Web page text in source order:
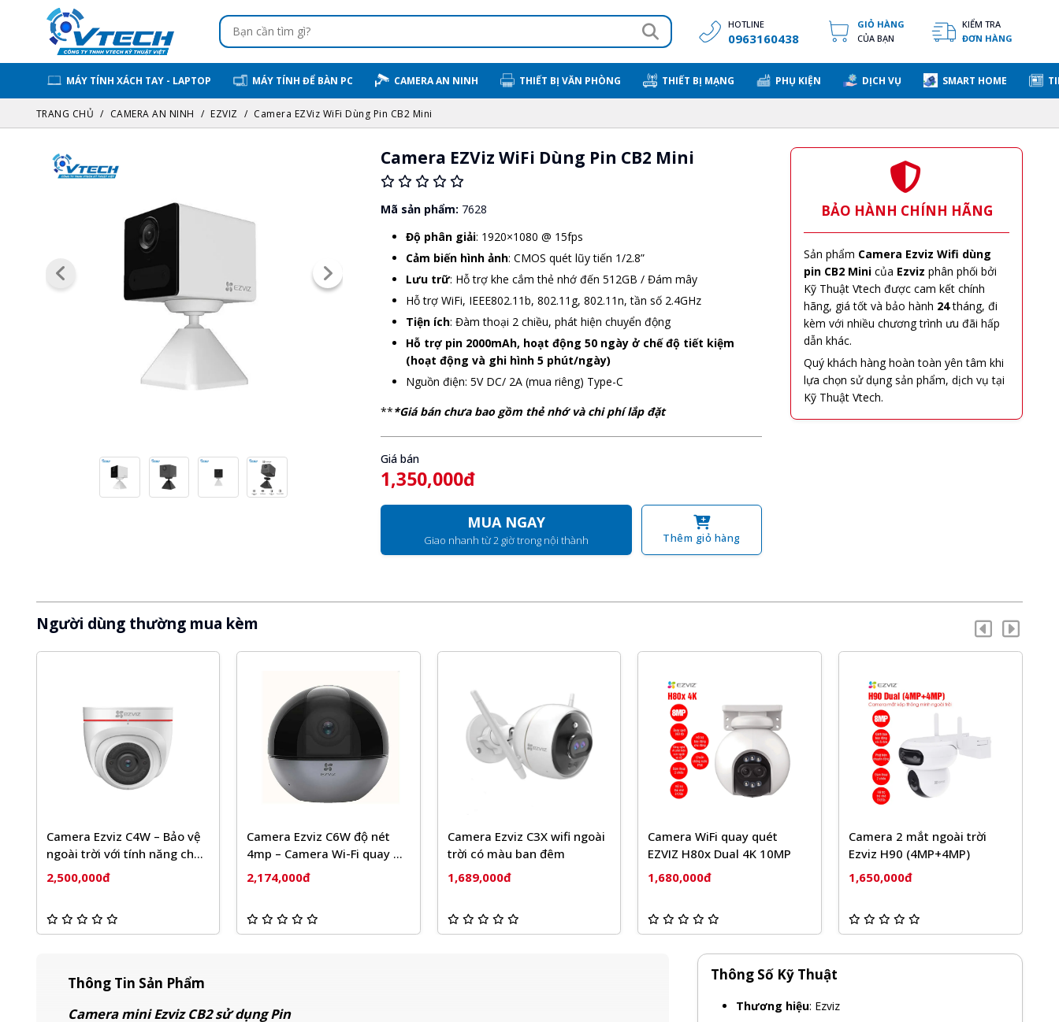
HOTLINE
0963160438
GIỎ HÀNG
CỦA BẠN
KIỂM TRA
ĐƠN HÀNG
MÁY TÍNH XÁCH TAY - LAPTOP MÁY TÍNH ĐỂ BÀN PC CAMERA AN NINH THIẾT BỊ VĂN PHÒNG THIẾT BỊ MẠNG PHỤ KIỆN DỊCH VỤ SMART HOME
TRANG CHỦ CAMERA AN NINH EZVIZ Camera EZViz WiFi Dùng Pin CB2 Mini
Camera EZViz WiFi Dùng Pin CB2 Mini
Mã sản phẩm: 7628
Độ phân giải: 1920×1080 @ 15fps
Cảm biến hình ảnh: CMOS quét lũy tiến 1/2.8”
Lưu trữ: Hỗ trợ khe cắm thẻ nhớ đến 512GB / Đám mây
Hỗ trợ WiFi, IEEE802.11b, 802.11g, 802.11n, tần số 2.4GHz
Tiện ích: Đàm thoại 2 chiều, phát hiện chuyển động
Hỗ trợ pin 2000mAh, hoạt động 50 ngày ở chế độ tiết kiệm
(hoạt động và ghi hình 5 phút/ngày)
Nguồn điện: 5V DC/ 2A (mua riêng) Type-C
***Giá bán chưa bao gồm thẻ nhớ và chi phí lắp đặt
Giá bán
1,350,000đ
MUA NGAY
Giao nhanh từ 2 giờ trong nội thành Thêm giỏ hàng
BẢO HÀNH CHÍNH HÃNG
Sản phẩm Camera Ezviz Wifi dùng
pin CB2 Mini của Ezviz phân phối bởi
Kỹ Thuật Vtech được cam kết chính
hãng, giá tốt và bảo hành 24tháng, đi
kèm với nhiều chương trình ưu đãi hấp
dẫn khác.
Quý khách hàng hoàn toàn yên tâm khi
lựa chọn sử dụng sản phẩm, dịch vụ tại
Kỹ Thuật Vtech.
Người dùng thường mua kèm
Camera Ezviz C4W – Bảo vệ
ngoài trời với tính năng chủ
động phòng vệ
2,500,000đ
Camera Ezviz C6W độ nét
4mp – Camera Wi-Fi quay &
quét
2,174,000đ
Camera Ezviz C3X wifi ngoài
trời có màu ban đêm
1,689,000đ
Camera WiFi quay quét
EZVIZ H80x Dual 4K 10MP
1,680,000đ
Camera 2 mắt ngoài trời
Ezviz H90 (4MP+4MP)
1,650,000đ
Thông Tin Sản Phẩm
Camera mini Ezviz CB2 sử dụng Pin
Thông Số Kỹ Thuật
Thương hiệu: Ezviz